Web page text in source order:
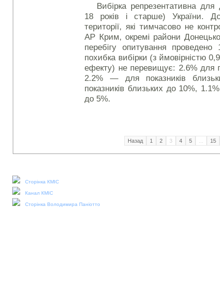
Вибірка репрезентативна
18 років і старше) України.
території, які тимчасово не
АР Крим, окремі райони
перебігу опитування
похибка вибірки (з ймовірністю
ефекту) не перевищує: 2.6% для
2.2% — для показників
показників близьких до 10%,
до 5%.
Назад 1 2 3 4 5 15
Сторінка КМІС
Канал КМІС
Сторінка Володимира Паніотто